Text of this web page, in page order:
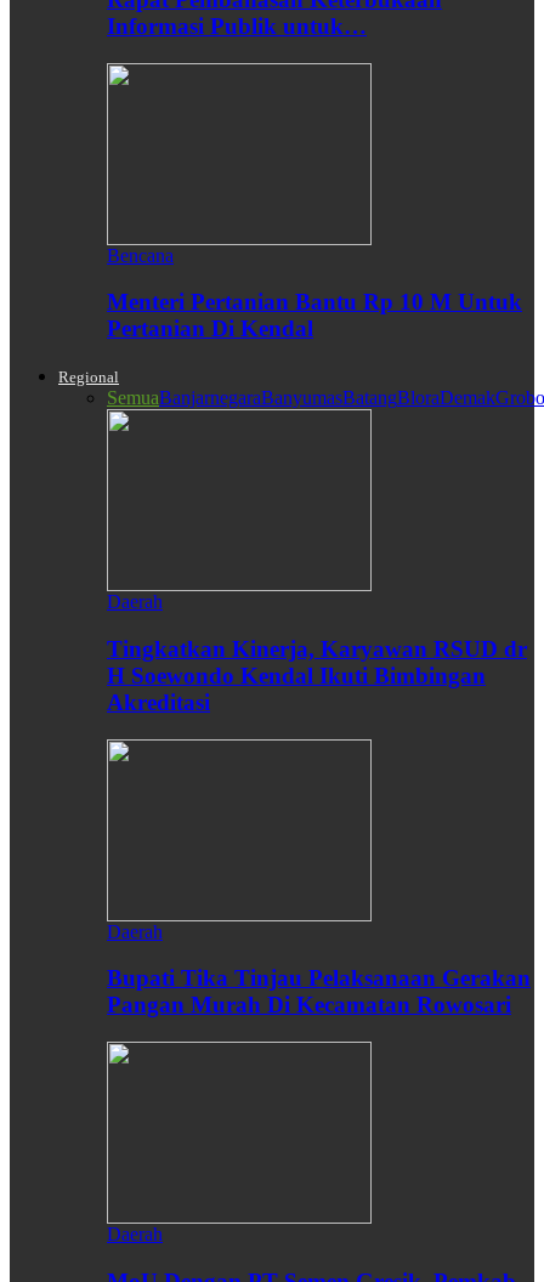
Informasi Publik untuk…
Bencana
Menteri Pertanian Bantu Rp 10 M Untuk
Pertanian Di Kendal
Regional
SemuaBanjarnegaraBanyumasBatangBloraDemak
Daerah
Tingkatkan Kinerja, Karyawan RSUD dr
H Soewondo Kendal Ikuti Bimbingan
Akreditasi
Daerah
Bupati Tika Tinjau Pelaksanaan Gerakan
Pangan Murah Di Kecamatan Rowosari
Daerah